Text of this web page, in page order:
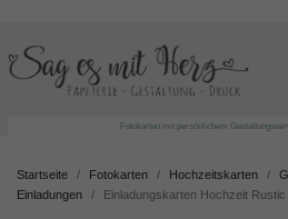
Fotokarten mit persönlichem
Startseite Fotokarten Hochzeitskarten
Einladungen
Einladungskarten Hochzeit